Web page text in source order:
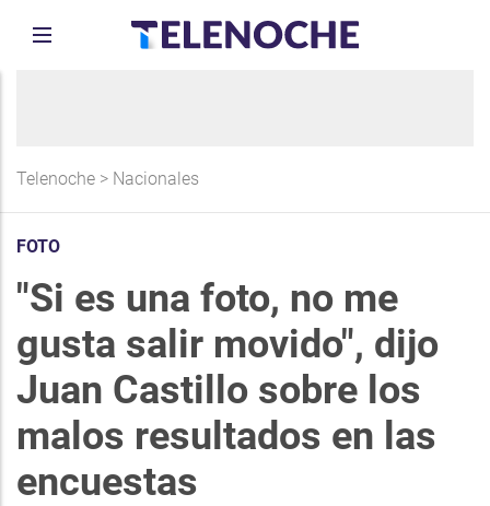
Telenoche > Nacionales
FOTO
"Si es una foto, no me
gusta salir movido", dijo
Juan Castillo sobre los
malos resultados en las
encuestas